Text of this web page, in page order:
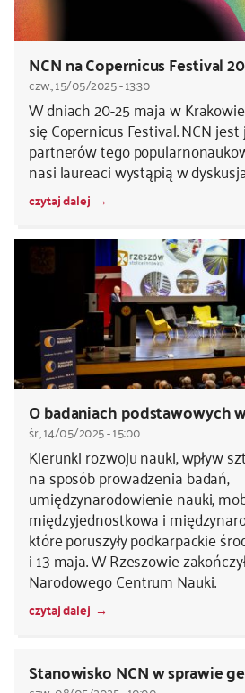
NCN na Copernicus Festival
czw., 15/05/2025 - 13:30
W dniach 20-25 maja w
się Copernicus Festival. NCN
partnerów tego
nasi laureaci wystąpią w
czytaj dalej
O badaniach podstawowych
śr., 14/05/2025 - 15:00
Kierunki rozwoju nauki, wpływ
na sposób prowadzenia badań,
umiędzynarodowienie nauki,
międzyjednostkowa i
które poruszyły podkarpackie
i 13 maja. W Rzeszowie
Narodowego Centrum Nauki.
czytaj dalej
Stanowisko NCN w sprawie